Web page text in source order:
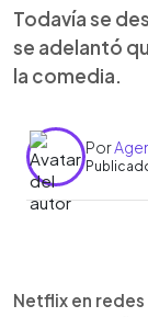
Todavía se
se adelantó
la comedia.
Por
Netflix en